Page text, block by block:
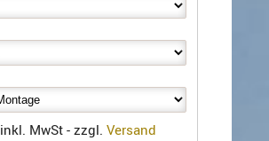
inkl. MwSt - zzgl. Versand